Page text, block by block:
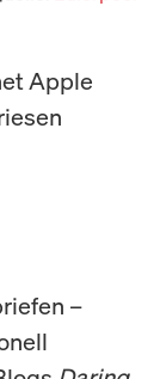
Apple
–